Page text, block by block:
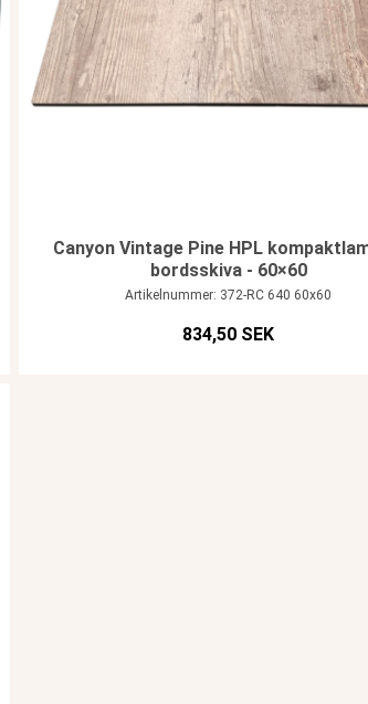
Canyon Vintage Pine HPL
bordsskiva - 60×60
Artikelnummer: 372-RC 640 60x60
834,50 SEK